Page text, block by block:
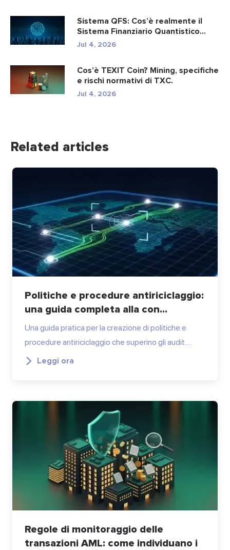
Sistema QFS: Cos’è realmente il
Sistema Finanziario Quantistico...
Jul 4, 2026
Cos’è TEXIT Coin? Mining, specifiche
e rischi normativi di TXC.
Jul 4, 2026
Related articles
Politiche e procedure antiriciclaggio:
una guida completa alla con...
Una guida pratica per la creazione di politiche e
procedure antiriciclaggio che superino gli audit.…
Leggi ora
Regole di monitoraggio delle
transazioni AML: come individuano i